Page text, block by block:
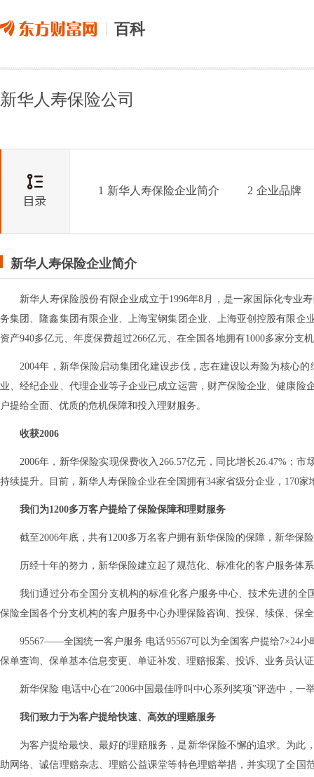
百科
新华人寿保险公司
1 新华人寿保险企业简介 2 企业品牌
新华人寿保险企业简介
新华人寿保险股份有限企业成立于1996年8月，是一家国际化专业
务集团、隆鑫集团有限企业、上海宝钢集团企业、上海亚创控股有限
资产940多亿元、年度保费超过266亿元、在全国各地拥有1000多家分
2004年，新华保险启动集团化建设步伐，志在建设以寿险为核
业、经纪企业、代理企业等子企业已成立运营，财产保险企业、健康
户提给全面、优质的危机保障和投入理财服务。
收获2006
2006年，新华保险实现保费收入266.57亿元，同比增长26.47%；
持续提升。目前，新华人寿保险企业在全国拥有34家省级分企业，170
我们为1200多万客户提给了保险保障和理财服务
截至2006年底，共有1200多万名客户拥有新华保险的保障，新华保
历经十年的努力，新华保险建立起了规范化、标准化的客户服务体
我们通过分布全国分支机构的标准化客户服务中心、技术先进的
保险全国各个分支机构的客户服务中心办理保险咨询、投保、续保、保
95567——全国统一客户服务 电话95567可以为全国客户提给7×24
保单查询、保单基本信息变更、单证补发、理赔报案、投诉、业务员认
新华保险 电话中心在“2006中国最佳呼叫中心系列奖项”评选中，一
我们致力于为客户提给快速、高效的理赔服务
为客户提给最快、最好的理赔服务，是新华保险不懈的追求。为
助网络、诚信理赔杂志、理赔公益课堂等特色理赔举措，并实现了全